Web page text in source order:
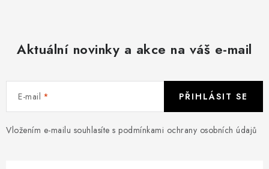
Aktuální novinky a akce na váš e-mail
E-mail
Vložením e-mailu souhlasíte s podmínkami ochrany osobních údajů
PŘIHLÁSIT SE